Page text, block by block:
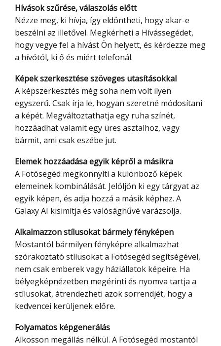
Hívások szűrése, válaszolás előtt
Nézze meg, ki hívja, így eldöntheti, hogy akar-e
beszélni az illetővel. Megkérheti a Hívássegédet,
hogy vegye fel a hívást Ön helyett, és kérdezze meg
a hívótól, ki ő és miért telefonál.
Képek szerkesztése szöveges utasításokkal
A képszerkesztés még soha nem volt ilyen
egyszerű. Csak írja le, hogyan szeretné módosítani
a képét. Megváltoztathatja egy ruha színét,
hozzáadhat valamit egy üres asztalhoz, vagy
bármit, ami csak eszébe jut.
Elemek hozzáadása egyik képről a másikra
A Fotósegéd megkönnyíti a különböző képek
elemeinek kombinálását. Jelöljön ki egy tárgyat az
egyik képen, és adja hozzá a másik képhez. A
Galaxy AI kisimítja és valósághűvé varázsolja.
Alkalmazzon stílusokat bármely fényképen
Mostantól bármilyen fényképre alkalmazhat
szórakoztató stílusokat a Fotósegéd segítségével,
nem csak emberek vagy háziállatok képeire. Ha
bélyegképnézetben megérinti és nyomva tartja a
stílusokat, átrendezheti azok sorrendjét, hogy a
kedvencei kerüljenek előre.
Folyamatos képgenerálás
Alkosson megállás nélkül. A Fotósegéd mostantól